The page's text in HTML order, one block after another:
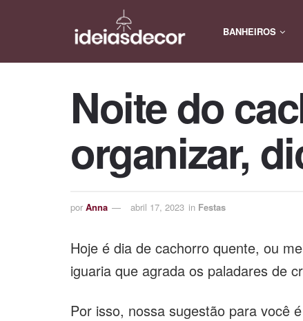
BANHEIROS
Noite do
organizar,
por Anna abril 17, 2023 in Festas
Hoje é dia de cachorro quente, ou
iguaria que agrada os paladares de
Por isso, nossa sugestão para você